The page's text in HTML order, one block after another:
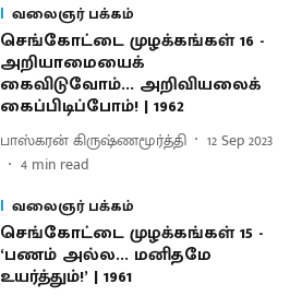
வலைஞர் பக்கம்
செங்கோட்டை முழக்கங்கள் 16 -
அறியாமையைக்
கைவிடுவோம்... அறிவியலைக்
கைப்பிடிப்போம்! | 1962
பாஸ்கரன் கிருஷ்ணமூர்த்தி
12 Sep 2023
4 min read
வலைஞர் பக்கம்
செங்கோட்டை முழக்கங்கள் 15 -
‘பணம் அல்ல... மனிதமே
உயர்த்தும்!’ | 1961